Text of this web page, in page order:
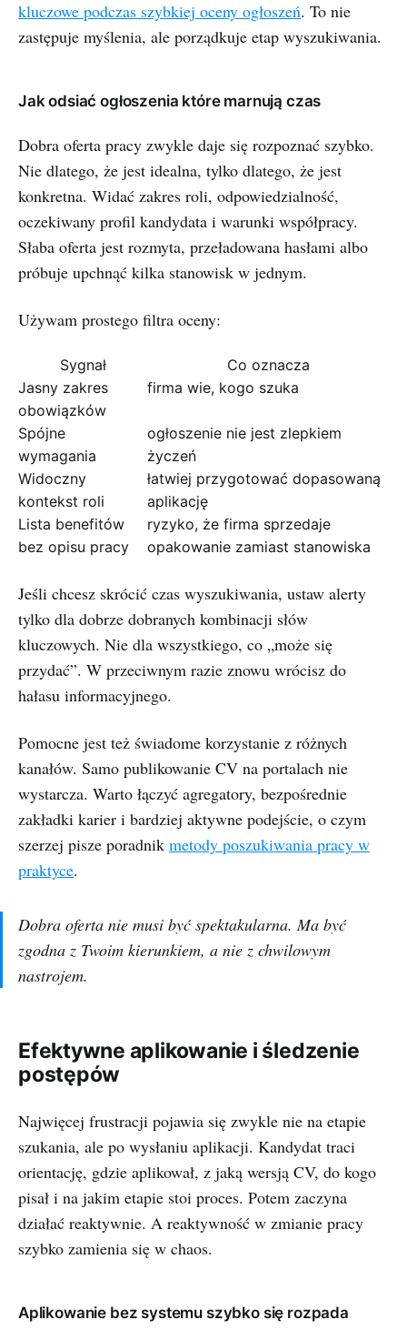
kluczowe podczas szybkiej oceny ogłoszeń. To nie
zastępuje myślenia, ale porządkuje etap wyszukiwania.
Jak odsiać ogłoszenia które marnują czas
Dobra oferta pracy zwykle daje się rozpoznać szybko.
Nie dlatego, że jest idealna, tylko dlatego, że jest
konkretna. Widać zakres roli, odpowiedzialność,
oczekiwany profil kandydata i warunki współpracy.
Słaba oferta jest rozmyta, przeładowana hasłami albo
próbuje upchnąć kilka stanowisk w jednym.
Używam prostego filtra oceny:
Sygnał
Co oznacza
Jasny zakres
obowiązków
firma wie, kogo szuka
Spójne
wymagania
ogłoszenie nie jest zlepkiem
życzeń
Widoczny
kontekst roli
łatwiej przygotować dopasowaną
aplikację
Lista benefitów
bez opisu pracy
ryzyko, że firma sprzedaje
opakowanie zamiast stanowiska
Jeśli chcesz skrócić czas wyszukiwania, ustaw alerty
tylko dla dobrze dobranych kombinacji słów
kluczowych. Nie dla wszystkiego, co „może się
przydać”. W przeciwnym razie znowu wrócisz do
hałasu informacyjnego.
Pomocne jest też świadome korzystanie z różnych
kanałów. Samo publikowanie CV na portalach nie
wystarcza. Warto łączyć agregatory, bezpośrednie
zakładki karier i bardziej aktywne podejście, o czym
szerzej pisze poradnik metody poszukiwania pracy w
praktyce.
Dobra oferta nie musi być spektakularna. Ma być
zgodna z Twoim kierunkiem, a nie z chwilowym
nastrojem.
Efektywne aplikowanie i śledzenie
postępów
Najwięcej frustracji pojawia się zwykle nie na etapie
szukania, ale po wysłaniu aplikacji. Kandydat traci
orientację, gdzie aplikował, z jaką wersją CV, do kogo
pisał i na jakim etapie stoi proces. Potem zaczyna
działać reaktywnie. A reaktywność w zmianie pracy
szybko zamienia się w chaos.
Aplikowanie bez systemu szybko się rozpada